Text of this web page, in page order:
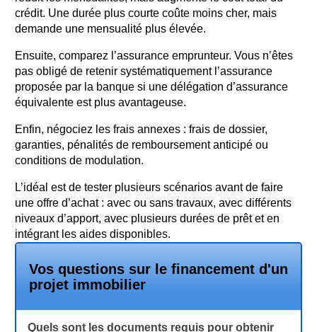
crédit. Une durée plus courte coûte moins cher, mais
demande une mensualité plus élevée.
Ensuite, comparez l’assurance emprunteur. Vous n’êtes
pas obligé de retenir systématiquement l’assurance
proposée par la banque si une délégation d’assurance
équivalente est plus avantageuse.
Enfin, négociez les frais annexes : frais de dossier,
garanties, pénalités de remboursement anticipé ou
conditions de modulation.
L’idéal est de tester plusieurs scénarios avant de faire
une offre d’achat : avec ou sans travaux, avec différents
niveaux d’apport, avec plusieurs durées de prêt et en
intégrant les aides disponibles.
Vos questions sur le financement d'un
projet immobilier
Quels sont les documents requis pour obtenir